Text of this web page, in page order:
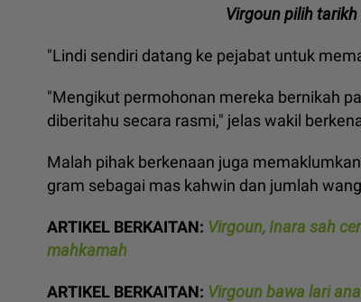
Virgoun pilih
"Lindi sendiri datang ke pejabat untuk
"Mengikut permohonan mereka bernikah
diberitahu secara rasmi," jelas wakil
Malah pihak berkenaan juga
gram sebagai mas kahwin dan jumlah
ARTIKEL BERKAITAN: Virgoun, Inara sah
mahkamah
ARTIKEL BERKAITAN: Virgoun bawa lari